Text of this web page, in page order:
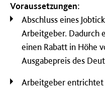
Voraussetzungen:
Abschluss eines
Arbeitgeber. Dadurch
einen Rabatt in Höhe
Ausgabepreis des
Arbeitgeber entrichtet